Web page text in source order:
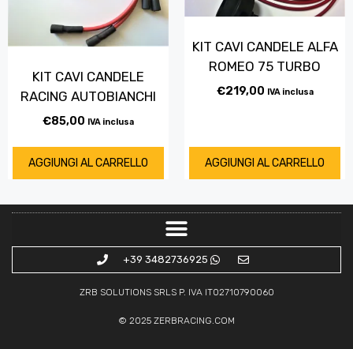
KIT CAVI CANDELE
RACING AUTOBIANCHI
€85,00 IVA inclusa
AGGIUNGI AL CARRELLO
KIT CAVI CANDELE ALFA
ROMEO 75 TURBO
€219,00 IVA inclusa
AGGIUNGI AL CARRELLO
+39 3482736925
ZRB SOLUTIONS SRLS P. IVA IT02710790060
© 2025 ZERBRACING.COM